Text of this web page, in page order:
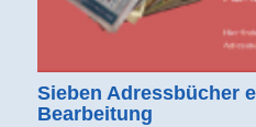
Sieben Adressbücher
Bearbeitung